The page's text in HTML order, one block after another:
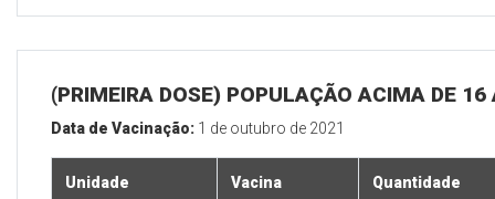
(PRIMEIRA DOSE) POPULAÇÃO ACIMA DE 16
Data de Vacinação: 1 de outubro de 2021
Unidade Vacina Quantidade